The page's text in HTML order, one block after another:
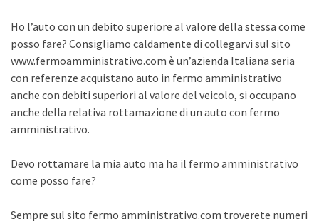
Ho l’auto con un debito superiore al valore della stessa come
posso fare? Consigliamo caldamente di collegarvi sul sito
www.fermoamministrativo.com è un’azienda Italiana seria
con referenze acquistano auto in fermo amministrativo
anche con debiti superiori al valore del veicolo, si occupano
anche della relativa rottamazione di un auto con fermo
amministrativo.
Devo rottamare la mia auto ma ha il fermo amministrativo
come posso fare?
Sempre sul sito fermo amministrativo.com troverete numeri